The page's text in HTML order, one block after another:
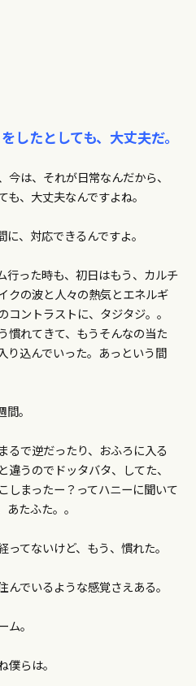
したとしても、大丈夫だ。
は、それが日常なんだから、
、大丈夫なんですよね。
、対応できるんですよ。
行った時も、初日はもう、カルチ
クの波と人々の熱気とエネルギ
ントラストに、タジタジ。。
慣れてきて、もうそんなの当た
り込んでいった。あっという間
。
るで逆だったり、おふろに入る
うのでドッタバタ、してた、
しまったー？ってハニーに聞いて
たふた。。
てないけど、もう、慣れた。
でいるような感覚さえある。
。
らは。